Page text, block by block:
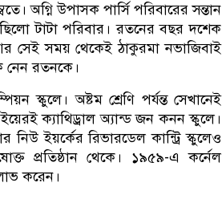
অগ্নি উপাসক পার্সি পরিবারের সন্তান
টাটা পরিবার। রতনের বছর দশেক
সেই সময় থেকেই ঠাকুরমা নভাজিবাই
নেন রতনকে।
স্কুলে। অষ্টম শ্রেণি পর্যন্ত সেখানেই
ক্যাথিড্রাল অ্যান্ড জন কনন স্কুলে।
ইয়র্কের রিভারডেল কান্ট্রি স্কুলেও
প্রতিষ্ঠান থেকে। ১৯৫৯-এ কর্নেল
করেন।